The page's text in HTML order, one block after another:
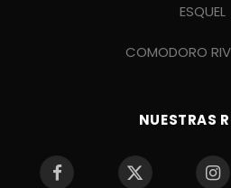
ESQUEL
COMODORO
NUESTRAS
Facebook X